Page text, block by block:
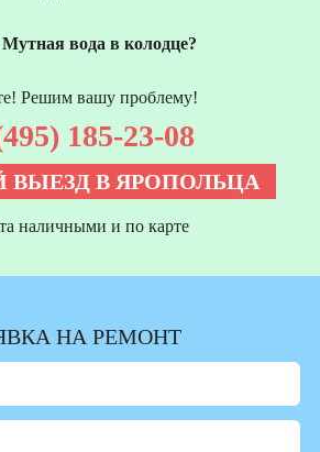
Мутная вода в колодце?
Решим вашу проблему!
185-23-08
ВЫЕЗД В ЯРОПОЛЬЦА
наличными и по карте
НА РЕМОНТ